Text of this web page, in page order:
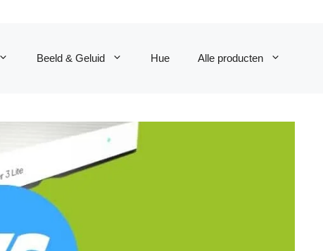
Beeld & Geluid Hue Alle producten